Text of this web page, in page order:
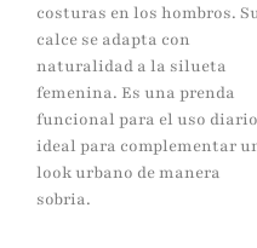
costuras en los hombros.
calce se adapta con
naturalidad a la silueta
femenina. Es una prenda
funcional para el uso
ideal para complementar
look urbano de manera
sobria.